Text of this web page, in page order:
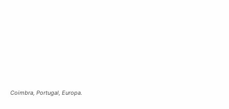
Coimbra, Portugal, Europa.